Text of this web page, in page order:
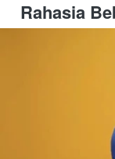
Rahasia